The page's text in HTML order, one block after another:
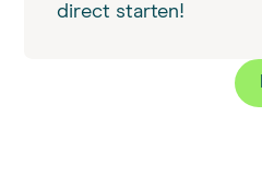
direct starten!